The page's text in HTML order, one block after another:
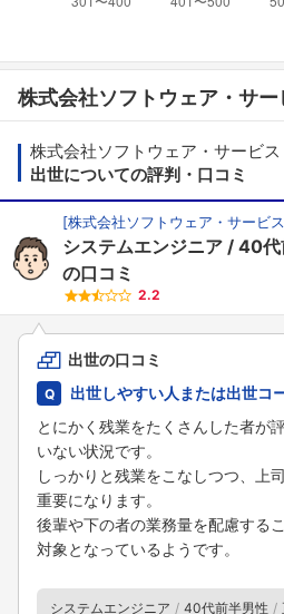
株式会社ソフトウェア・サー
株式会社ソフトウェア・サービス
出世についての評判・口コミ
[株式会社ソフトウェア・サービス
システムエンジニア 40代
の口コミ
2.2
出世の口コミ
出世しやすい人または出世コ
とにかく残業をたくさんした者が
いない状況です。
しっかりと残業をこなしつつ、上
重要になります。
後輩や下の者の業務量を配慮する
対象となっているようです。
システムエンジニア 40代前半男性